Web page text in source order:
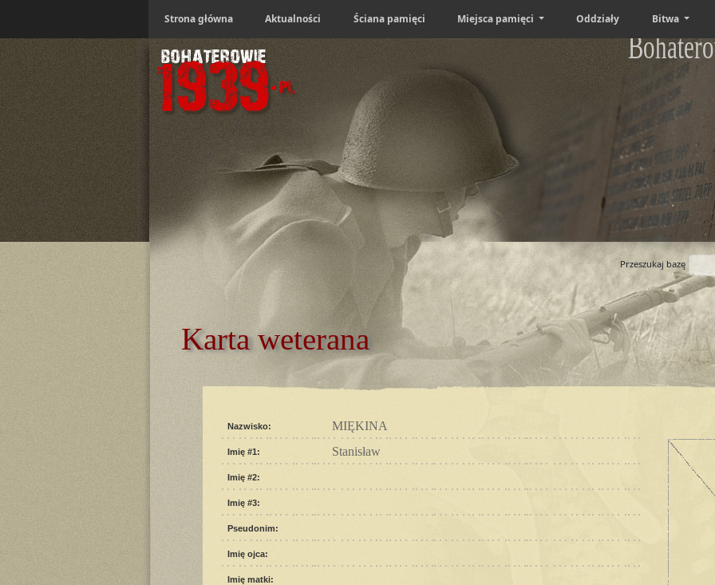
Strona główna Aktualności Ściana pamięci Miejsca pamięci Oddziały Bitwa
Przeszukaj bazę
Karta weterana
Nazwisko: MIĘKINA
Imię #1: Stanisław
Imię #2:
Imię #3:
Pseudonim:
Imię ojca:
Imię matki: